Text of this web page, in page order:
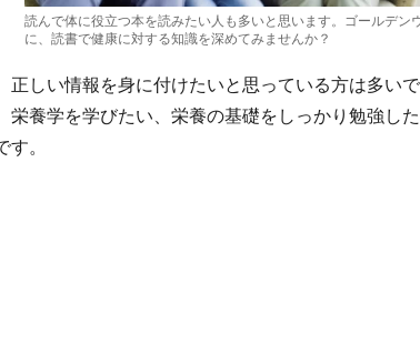
読んで体に役立つ本を読みたい人も多いと思います。ゴールデン
に、読書で健康に対する知識を深めてみませんか？
正しい情報を身に付けたいと思っている方は多い
栄養学を学びたい、栄養の基礎をしっかり勉強し
。